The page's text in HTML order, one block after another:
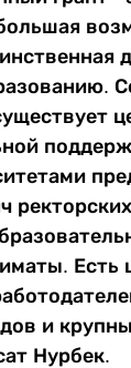
Есть
и
Нурбек.